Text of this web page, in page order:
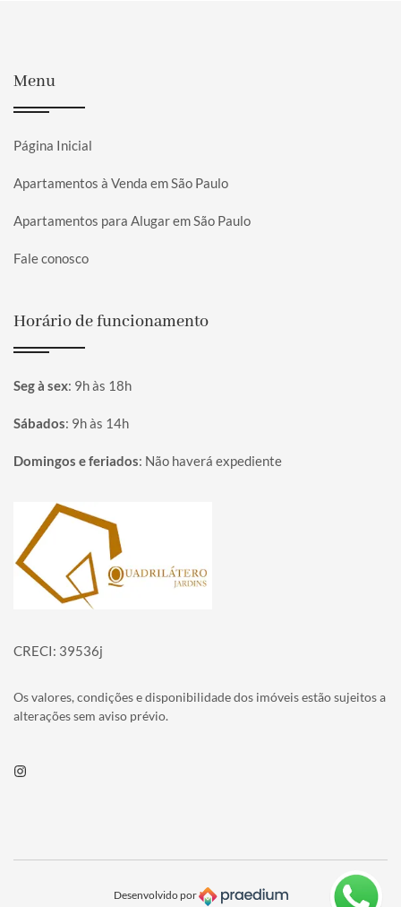
Menu
Página Inicial
Apartamentos à Venda em São Paulo
Apartamentos para Alugar em São Paulo
Fale conosco
Horário de funcionamento
Seg à sex: 9h às 18h
Sábados: 9h às 14h
Domingos e feriados: Não haverá expediente
Página inicial
CRECI: 39536j
Os valores, condições e disponibilidade dos imóveis estão sujeitos a
alterações sem aviso prévio.
Instagram
Desenvolvido por